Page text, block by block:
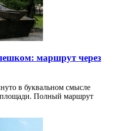
маршрут через
в буквальном смысле
Полный маршрут